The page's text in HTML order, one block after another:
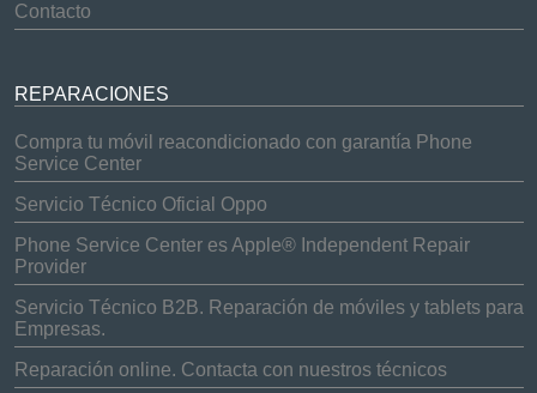
Contacto
REPARACIONES
Compra tu móvil reacondicionado con garantía Phone
Service Center
Servicio Técnico Oficial Oppo
Phone Service Center es Apple® Independent Repair
Provider
Servicio Técnico B2B. Reparación de móviles y tablets para
Empresas.
Reparación online. Contacta con nuestros técnicos